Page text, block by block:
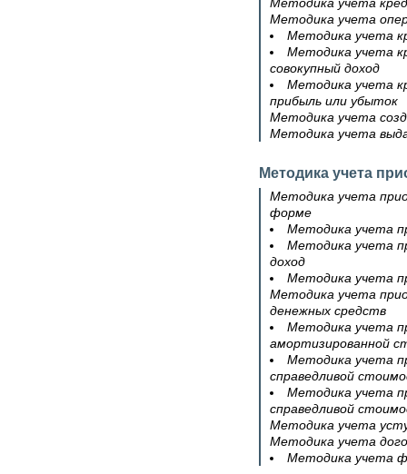
Методика учета
Методика учета
Методика учета
совокупный доход
Методика учета
прибыль или убыток
Методика учета
Методика учета
Методика учета
Методика учета
форме
Методика учета
Методика учета
доход
Методика учета
Методика учета
денежных средств
Методика учета
амортизированной
Методика учета
справедливой
Методика учета
справедливой
Методика учета
Методика учета
Методика учета